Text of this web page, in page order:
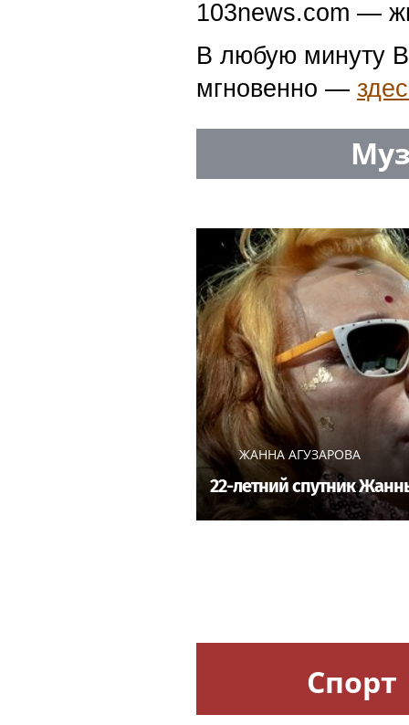
103news.com —
В любую минуту
мгновенно —
ЖАННА АГУЗАРОВА
22-летний спутник
Спорт